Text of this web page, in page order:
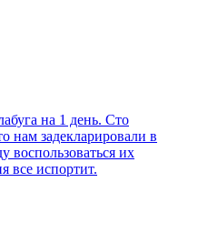
на 1 день. Сто
нам задекларировали в
воспользоваться их
все испортит.